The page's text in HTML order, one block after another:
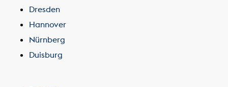
Dresden
Hannover
Nürnberg
Duisburg